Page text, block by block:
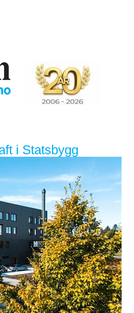
i Statsbygg